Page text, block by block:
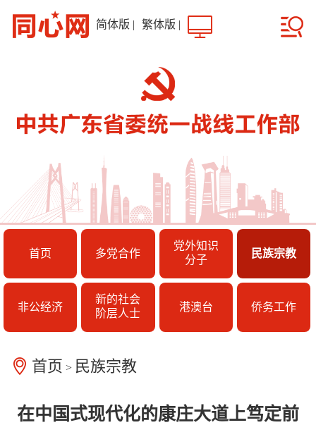
简体版 | 繁体版 |
首页 多党合作
党外知识
分子
民族宗教
非公经济
新的社会
阶层人士
港澳台 侨务工作
首页 > 民族宗教
在中国式现代化的康庄大道上笃定前